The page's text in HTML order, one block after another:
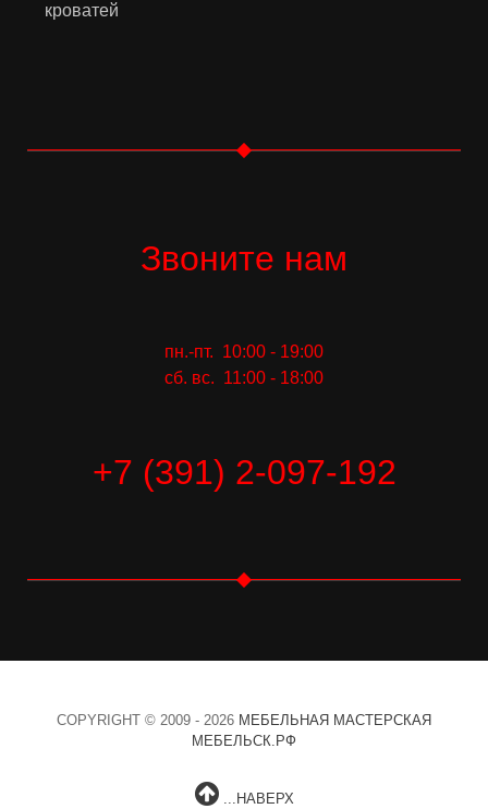
кроватей
Звоните нам
пн.-пт. 10:00 - 19:00
сб. вс. 11:00 - 18:00
+7 (391) 2-097-192
COPYRIGHT © 2009 - 2026 МЕБЕЛЬНАЯ МАСТЕРСКАЯ
МЕБЕЛЬСК.РФ
...НАВЕРХ